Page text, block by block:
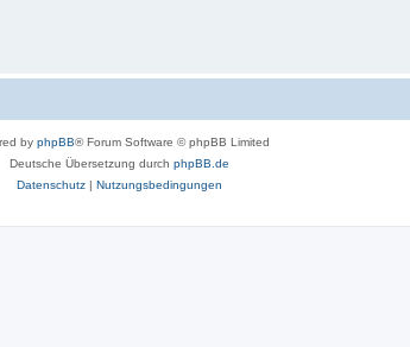
by phpBB® Forum Software © phpBB Limited
Deutsche Übersetzung durch phpBB.de
Datenschutz| Nutzungsbedingungen